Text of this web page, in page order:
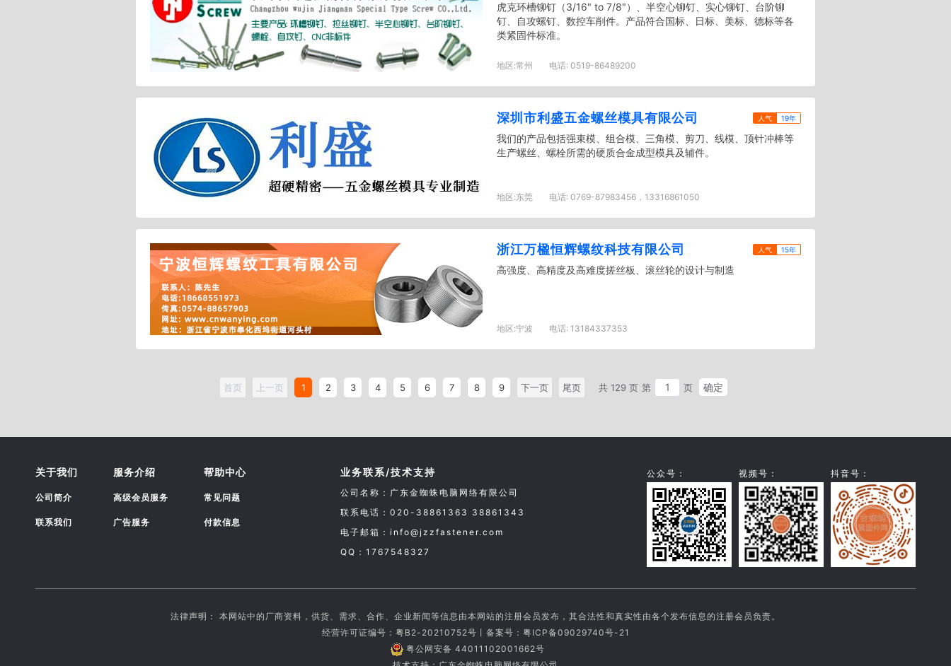
虎克环槽铆钉（3/16" to 7/8"）、半空心铆钉、实心铆钉、台阶铆
钉、自攻螺钉、数控车削件。产品符合国标、日标、美标、德标等各
类紧固件标准。
地区:常州 电话: 0519-86489200
深圳市利盛五金螺丝模具有限公司 人气 19年
我们的产品包括强束模、组合模、三角模、剪刀、线模、顶针冲棒等
生产螺丝、螺栓所需的硬质合金成型模具及辅件。
地区:东莞 电话: 0769-87983456，13316861050
浙江万楹恒辉螺纹科技有限公司 人气 15年
高强度、高精度及高难度搓丝板、滚丝轮的设计与制造
地区:宁波 电话: 13184337353
首页 上一页 1 2 3 4 5 6 7 8 9 下一页 尾页 共 129 页 第 页 确定
关于我们
公司简介
联系我们
服务介绍
高级会员服务
广告服务
帮助中心
常见问题
付款信息
业务联系/技术支持
公司名称：广东金蜘蛛电脑网络有限公司
联系电话：020-38861363 38861343
电子邮箱：info@jzzfastener.com
QQ：1767548327
公众号： 视频号： 抖音号：
法律声明： 本网站中的厂商资料，供货、需求、合作、企业新闻等信息由本网站的注册会员发布，其合法性和真实性由各个发布信息的注册会员负责。
经营许可证编号：粤B2-20210752号丨备案号： 粤ICP备09029740号-21
粤公网安备 44011102001662号